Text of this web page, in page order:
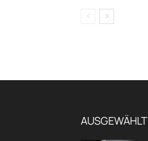
AUSGEWÄHLT